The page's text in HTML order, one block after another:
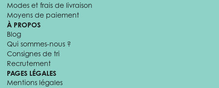
Modes et frais de livraison
Moyens de paiement
À PROPOS
Blog
Qui sommes-nous ?
Consignes de tri
Recrutement
PAGES LÉGALES
Mentions légales